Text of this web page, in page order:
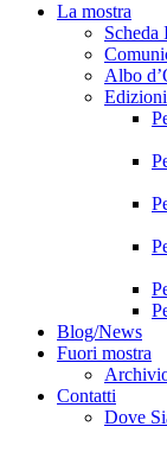
La mostra
Scheda
Albo
Blog/News
Fuori mostra
Contatti
Dove